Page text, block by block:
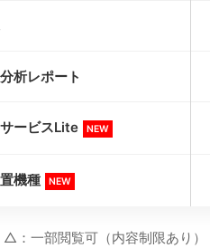
析レポート
ービスLite NEW
機種 NEW
一部閲覧可（内容制限あり